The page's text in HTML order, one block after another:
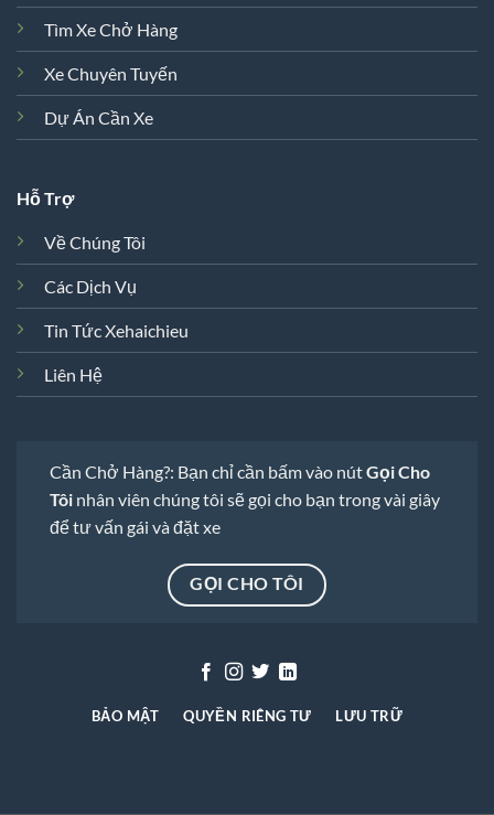
Tìm Xe Chở Hàng
Xe Chuyên Tuyến
Dự Án Cần Xe
Hỗ Trợ
Về Chúng Tôi
Các Dịch Vụ
Tin Tức Xehaichieu
Liên Hệ
Cần Chở Hàng?: Bạn chỉ cần bấm vào nútGọi Cho
Tôi nhân viên chúng tôi sẽ gọi cho bạn trong vài giây
để tư vấn gái và đặt xe
GỌI CHO TÔI
BẢO MẬT QUYỀN RIÊNG TƯ LƯU TRỮ